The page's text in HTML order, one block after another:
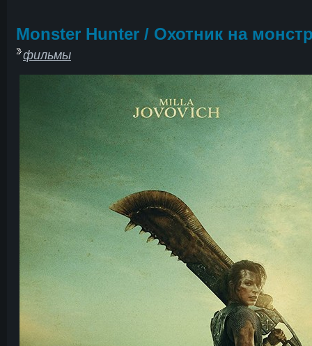
Monster Hunter / Охотник на
фильмы